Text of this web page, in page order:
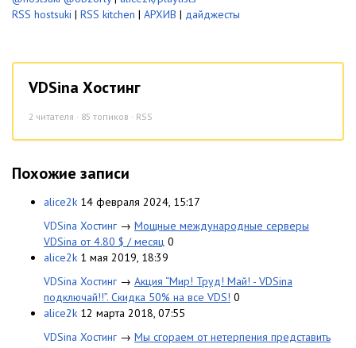
RSS hostsuki | RSS kitchen | АРХИВ | дайджесты
VDSina Хостинг
2 читателя · 85 топиков · RSS
Похожие записи
alice2k 14 февраля 2024, 15:17
VDSina Хостинг → Мощные международные серверы
VDSina от 4.80 $ / месяц 0
alice2k 1 мая 2019, 18:39
VDSina Хостинг → Акция “Мир! Труд! Май! - VDSina
подключай!!”. Скидка 50% на все VDS! 0
alice2k 12 марта 2018, 07:55
VDSina Хостинг → Мы сгораем от нетерпения представить